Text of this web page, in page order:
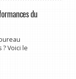
du
Voici le